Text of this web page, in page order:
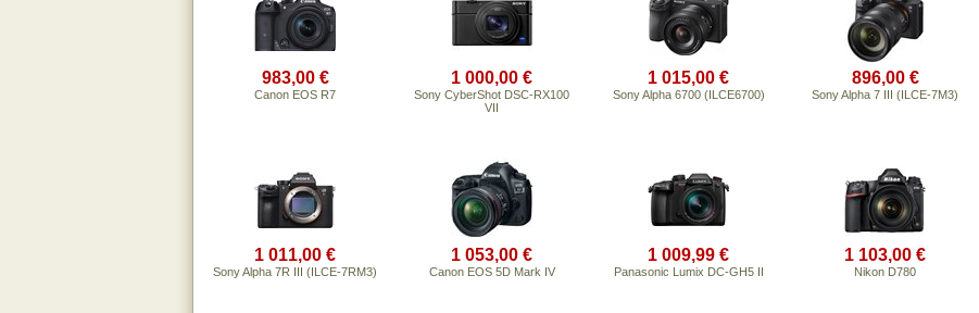
983,00 €
Canon EOS R7
1 000,00 €
Sony CyberShot DSC-RX100
VII
1 015,00 €
Sony Alpha 6700 (ILCE6700)
896,00 €
Sony Alpha 7 III (ILCE-7M3)
1 011,00 €
Sony Alpha 7R III (ILCE-7RM3)
1 053,00 €
Canon EOS 5D Mark IV
1 009,99 €
Panasonic Lumix DC-GH5 II
1 103,00 €
Nikon D780